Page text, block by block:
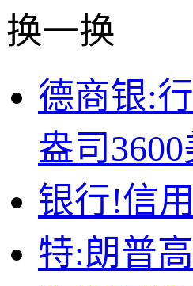
换一换
德商银:
盎司
银行!信
特:朗普